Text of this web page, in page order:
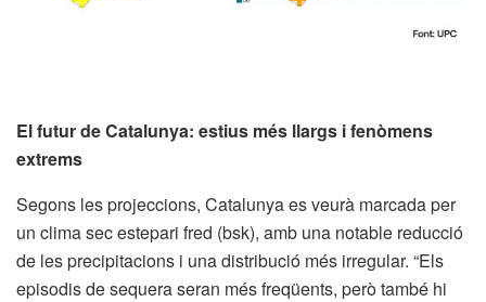
El futur de Catalunya: estius més llargs i fenòmens
extrems
Segons les projeccions, Catalunya es veurà marcada per
un clima sec estepari fred (bsk), amb una notable reducció
de les precipitacions i una distribució més irregular. “Els
episodis de sequera seran més freqüents, però també hi